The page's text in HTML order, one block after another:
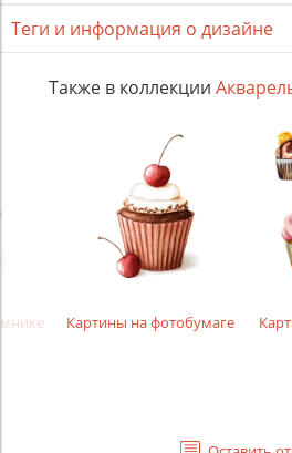
Теги и информация о дизайне
Также в коллекции
Картины на фотобумаге